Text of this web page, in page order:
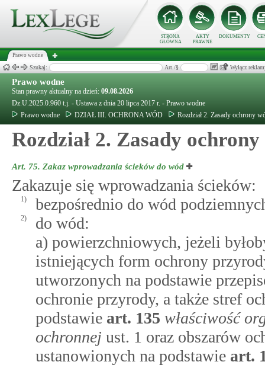
STRONA
GŁÓWNA
AKTY
PRAWNE
DOKUMENTY
Prawo wodne
Szukaj: Art./§ Wyłącz
Prawo wodne
Stan prawny aktualny na dzień: 09.08.2026
Dz.U.2025.0.960 t.j. - Ustawa z dnia 20 lipca 2017 r. - Prawo wodne
Prawo wodne
DZIAŁ III. OCHRONA WÓD Rozdział 2. Zasady ochrony
Rozdział 2. Zasady
Art. 75. Zakaz wprowadzania ścieków do wód
Zakazuje się wprowadzania ścieków:
1) bezpośrednio do wód
2)
do wód:
a) powierzchniowych, jeżeli
istniejących form ochrony
utworzonych na podstawie
ochronie przyrody, a także stref
podstawie art. 135 właściwość
ochronnej ust. 1 oraz obszarów
ustanowionych na podstawie art.